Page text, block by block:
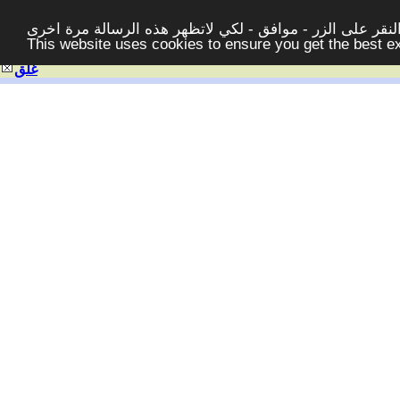
على الزر - موافق - لكي لاتظهر هذه الرسالة مرة اخرى -
This website uses cookies to ensure you get the best
غلق